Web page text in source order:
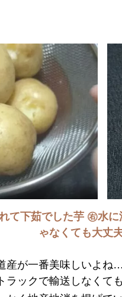
て下茹でした芋 ㊨水
ゃなくても大丈
が一番美味しいよね
ラックで輸送しなくて